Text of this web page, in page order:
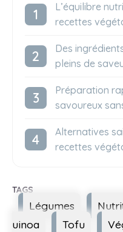
L’équilibre
recettes
Des
pleins de
Préparation
savoureux
Alternatives
recettes
Légumes
uinoa
Tofu